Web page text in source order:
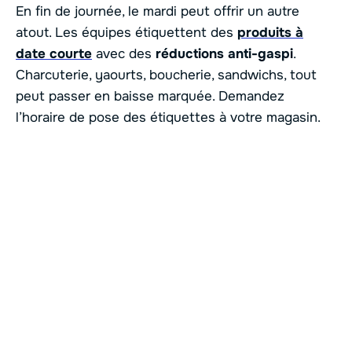
En fin de journée, le mardi peut offrir un autre
atout. Les équipes étiquettent des produits à
date courte avec des réductions anti-gaspi.
Charcuterie, yaourts, boucherie, sandwichs, tout
peut passer en baisse marquée. Demandez
l’horaire de pose des étiquettes à votre magasin.